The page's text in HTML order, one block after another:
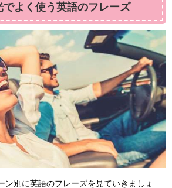
でよく使う英語のフレーズ
ン別に英語のフレーズを見ていきましょ